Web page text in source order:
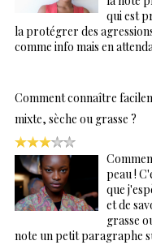
qui est
la protégrer des
comme info mais en
Comment connaître
mixte, sèche ou grasse ?
peau !
que
et de
grasse
note un petit paragraphe